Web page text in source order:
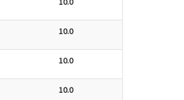
10.0
10.0
10.0